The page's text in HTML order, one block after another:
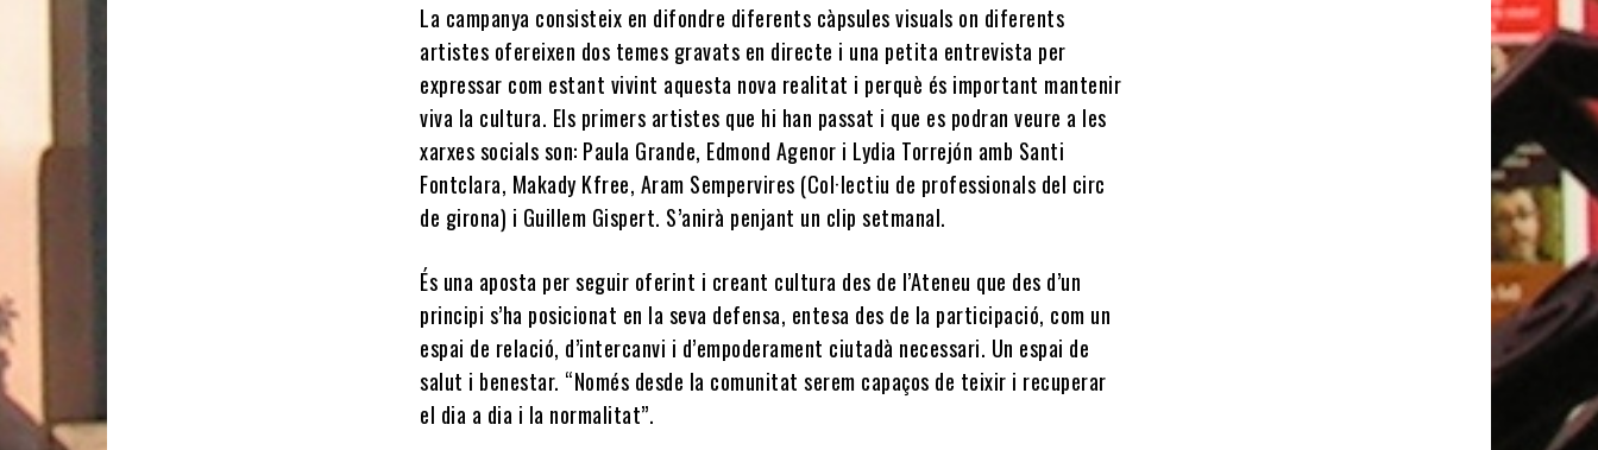
La campanya consisteix en difondre diferents càpsules visuals on diferents
artistes ofereixen dos temes gravats en directe i una petita entrevista per
expressar com estant vivint aquesta nova realitat i perquè és important mantenir
viva la cultura. Els primers artistes que hi han passat i que es podran veure a les
xarxes socials son: Paula Grande, Edmond Agenor i Lydia Torrejón amb Santi
Fontclara, Makady Kfree, Aram Sempervires (Col·lectiu de professionals del circ
de girona) i Guillem Gispert. S’anirà penjant un clip setmanal.
És una aposta per seguir oferint i creant cultura des de l’Ateneu que des d’un
principi s’ha posicionat en la seva defensa, entesa des de la participació, com un
espai de relació, d’intercanvi i d’empoderament ciutadà necessari. Un espai de
salut i benestar. “Només desde la comunitat serem capaços de teixir i recuperar
el dia a dia i la normalitat”.